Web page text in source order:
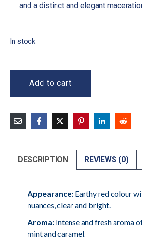
and a distinct and elegant
In stock
Add to cart
DESCRIPTION REVIEWS (0)
Appearance: Earthy red colour
nuances, clear and bright.
Aroma: Intense and fresh aroma
mint and caramel.